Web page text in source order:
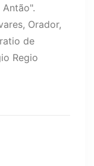
Orador,
de
Regio